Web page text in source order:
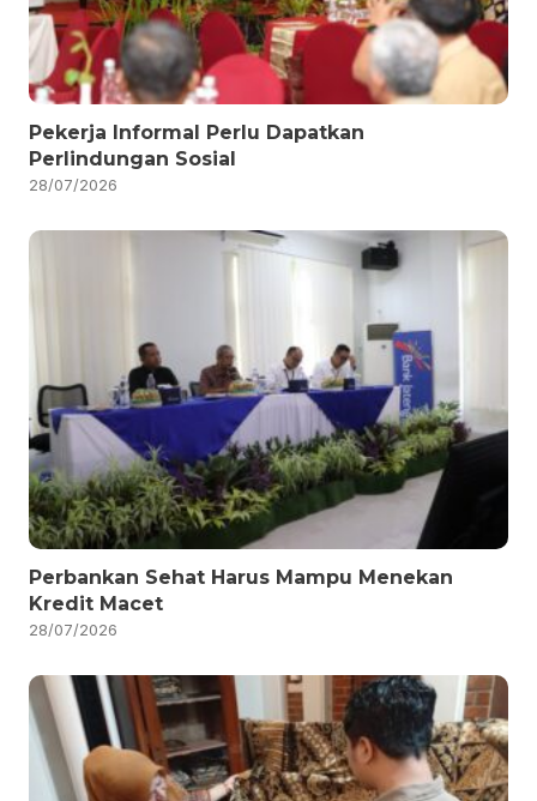
Pekerja Informal Perlu Dapatkan
Perlindungan Sosial
28/07/2026
Perbankan Sehat Harus Mampu Menekan
Kredit Macet
28/07/2026